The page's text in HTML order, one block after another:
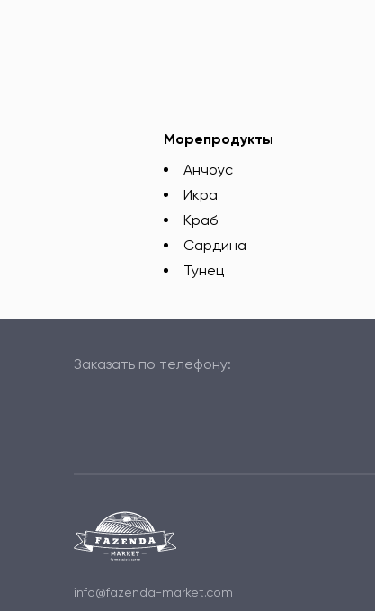
Морепродукты
Анчоус
Икра
Краб
Сардина
Тунец
Заказать по телефону:
info@fazenda-market.com